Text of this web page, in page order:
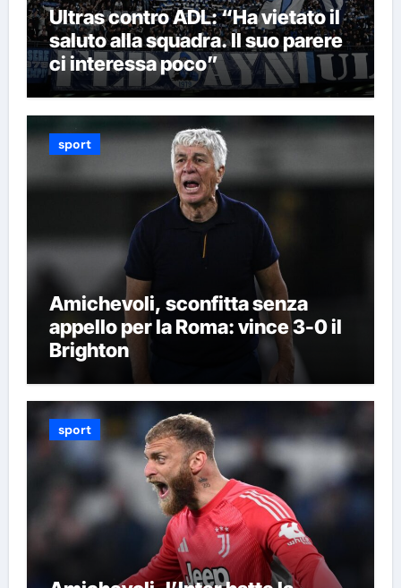
Ultras contro ADL: “Ha vietato il
saluto alla squadra. Il suo parere
ci interessa poco”
sport
Amichevoli, sconfitta senza
appello per la Roma: vince 3-0 il
Brighton
sport